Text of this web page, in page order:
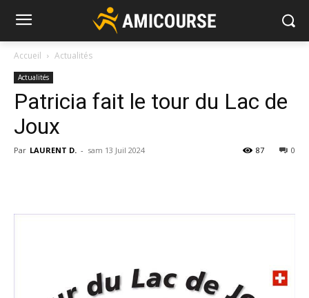
Accueil Actualités
Actualités
Patricia fait le tour du Lac de
Joux
Par LAURENT D. - sam 13 Juil 2024 0
87